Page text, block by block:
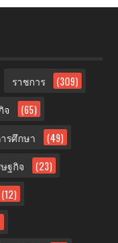
ราชการ (309)
จ (65)
รศึกษา (49)
ษฐกิจ (23)
(12)